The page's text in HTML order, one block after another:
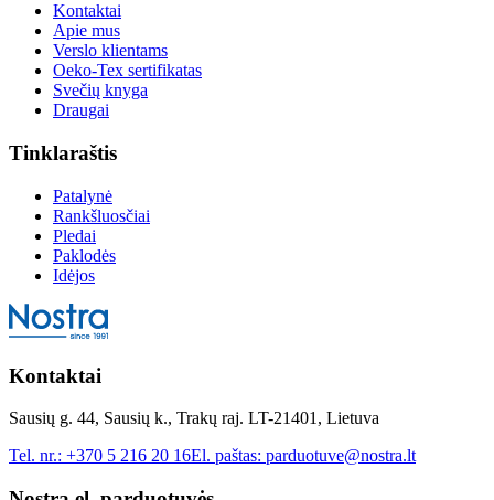
Kontaktai
Apie mus
Verslo klientams
Oeko-Tex sertifikatas
Svečių knyga
Draugai
Tinklaraštis
Patalynė
Rankšluosčiai
Pledai
Paklodės
Idėjos
Kontaktai
Sausių g. 44, Sausių k., Trakų raj. LT-21401, Lietuva
Tel. nr.: +370 5 216 20 16El. paštas: parduotuve@nostra.lt